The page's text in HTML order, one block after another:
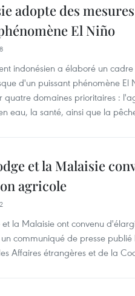
adopte des
El Niño
indonésien a élaboré un
d'un puissant phénomène El
quatre domaines prioritaires :
eau, la santé, ainsi que la
et la Malaisie
agricole
la Malaisie ont convenu
communiqué de presse
Affaires étrangères et de la